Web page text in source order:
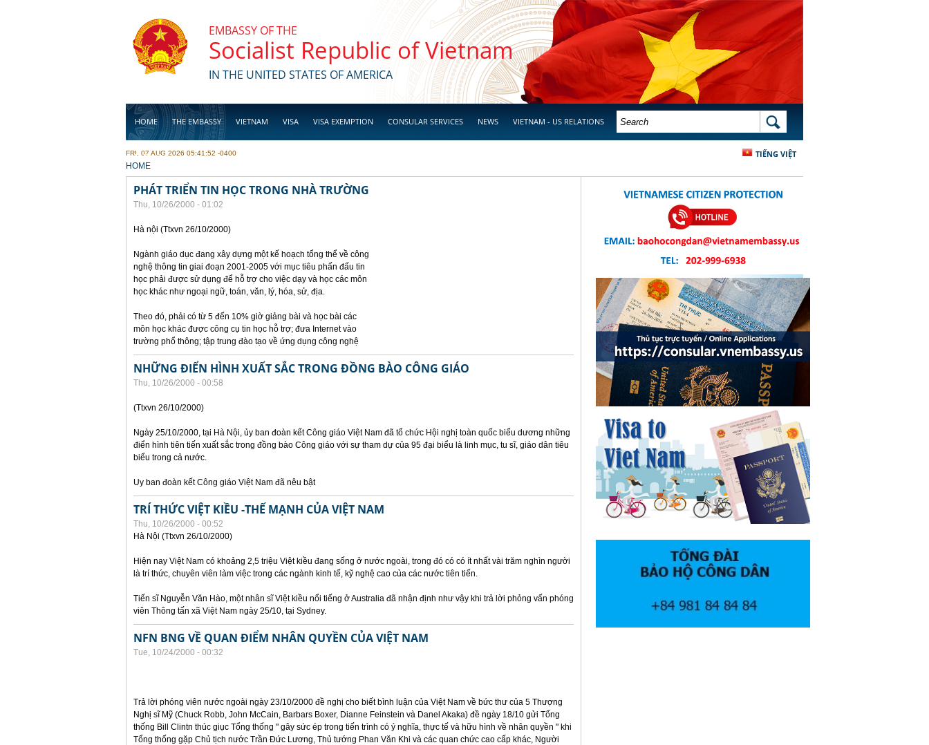
EMBASSY OF THE
Socialist Republic of Vietnam
IN THE UNITED STATES OF AMERICA
HOME THE EMBASSY VIETNAM VISA VISA EXEMPTION CONSULAR SERVICES NEWS VIETNAM - US RELATIONS
BUSINESS
SEARCH FORM SEARCH
TIẾNG VIỆT
FRI, 07 AUG 2026 05:41:52 -0400
YOU ARE HERE
HOME
PHÁT TRIỂN TIN HỌC TRONG NHÀ TRƯỜNG
Thu, 10/26/2000 - 01:02
Hà nội (Ttxvn 26/10/2000)
Ngành giáo dục đang xây dựng một kế hoạch tổng thể về công
nghệ thông tin giai đoạn 2001-2005 với mục tiêu phấn đấu tin
học phải được sử dụng để hỗ trợ cho việc dạy và học các môn
học khác như ngoại ngữ, toán, văn, lý, hóa, sử, địa.
Theo đó, phải có từ 5 đến 10% giờ giảng bài và học bài các
môn học khác được công cụ tin học hỗ trợ; đưa Internet vào
trường phổ thông; tập trung đào tạo về ứng dụng công nghệ
NHỮNG ĐIỂN HÌNH XUẤT SẮC TRONG ĐỒNG BÀO CÔNG GIÁO
Thu, 10/26/2000 - 00:58
(Ttxvn 26/10/2000)
Ngày 25/10/2000, tại Hà Nội, ủy ban đoàn kết Công giáo Việt Nam đã tổ chức Hội nghị toàn quốc biểu dương những
điển hình tiên tiến xuất sắc trong đồng bào Công giáo với sự tham dự của 95 đại biểu là linh mục, tu sĩ, giáo dân tiêu
biểu trong cả nước.
Uy ban đoàn kết Công giáo Việt Nam đã nêu bật
TRÍ THỨC VIỆT KIỀU -THẾ MẠNH CỦA VIỆT NAM
Thu, 10/26/2000 - 00:52
Hà Nội (Ttxvn 26/10/2000)
Hiện nay Việt Nam có khoảng 2,5 triệu Việt kiều đang sống ở nước ngoài, trong đó có có ít nhất vài trăm nghìn người
là trí thức, chuyên viên làm việc trong các ngành kinh tế, kỹ nghệ cao của các nước tiên tiến.
Tiến sĩ Nguyễn Văn Hào, một nhân sĩ Việt kiều nổi tiếng ở Australia đã nhận định như vậy khi trả lời phỏng vấn phóng
viên Thông tấn xã Việt Nam ngày 25/10, tại Sydney.
NFN BNG VỀ QUAN ĐIỂM NHÂN QUYỀN CỦA VIỆT NAM
Tue, 10/24/2000 - 00:32
Trả lời phóng viên nước ngoài ngày 23/10/2000 đề nghị cho biết bình luận của Việt Nam về bức thư của 5 Thượng
Nghị sĩ Mỹ (Chuck Robb, John McCain, Barbars Boxer, Dianne Feinstein và Danel Akaka) đề ngày 18/10 gửi Tổng
thống Bill Clintn thúc giục Tổng thống " gây sức ép trong tiến trình có ý nghĩa, thực tế và hữu hình về nhân quyền " khi
Tổng thống gặp Chủ tịch nước Trần Đức Lương, Thủ tướng Phan Văn Khi và các quan chức cao cấp khác, Người